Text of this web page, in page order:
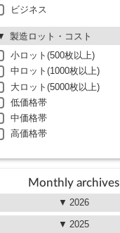
ビジネス
製造ロット・コスト
小ロット(500枚以上)
中ロット(1000枚以上)
大ロット(5000枚以上)
低価格帯
中価格帯
高価格帯
Monthly archives
2026
2025